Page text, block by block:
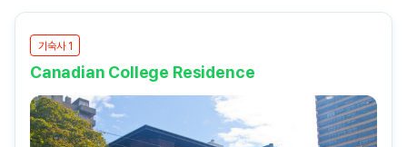
기숙사 1
Canadian College Residence